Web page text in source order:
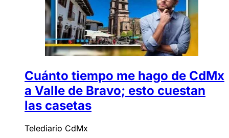
Cuánto tiempo me hago de CdMx
a Valle de Bravo; esto cuestan
las casetas
Telediario CdMx